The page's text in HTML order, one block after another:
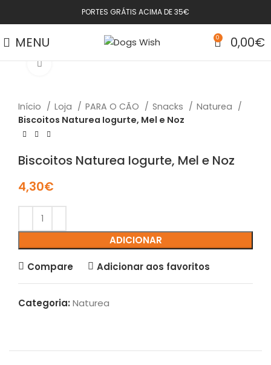
PORTES GRÁTIS ACIMA DE 35€
MENU 0 0,00€
Click to enlarge
Início Loja PARA O CÃO Snacks
Naturea
Biscoitos Naturea Iogurte, Mel e Noz
Biscoitos Naturea Iogurte, Mel e Noz
4,30€
ADICIONAR
Compare Adicionar aos favoritos
Categoria: Naturea